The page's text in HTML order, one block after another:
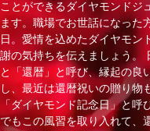
ことができるダイヤモンドジ
ます。職場でお世話になった
日。愛情を込めたダイヤモン
謝の気持ちを伝えましょう。
と「還暦」と呼び、縁起の良
し、最近は還暦祝いの贈り物
「ダイヤモンド記念日」と
でもこの風習を取り入れて、